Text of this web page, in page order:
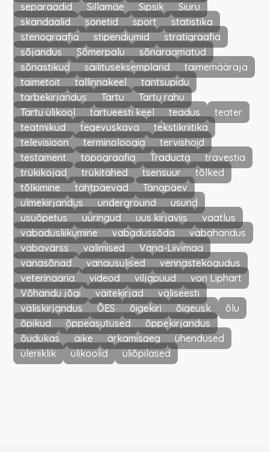
separaadid
Sillamäe Sipsik
Siuru
skandaalid
sonetid sport
statistika
stenograafia
stipendiumid
stratigraafia
sõjandus
Sõmerpalu
sõnaraamatud
sõnastikud
säilituseksemplarid
taimemääraja
taimetoit
tallinnakeel
tantsupidu
tarbekirjandus
Tartu
Tartu rahu
Tartu ülikool
tartueesti keel teadus
teater
teatmikud
tegevuskava
tekstikriitika
televisioon
terminoloogia
tervishoid
testament
topograafia Traducta
travestia
trükikojad
trükitähed tsensuur
tõlked
tõlkimine
tähtpäevad
Tänapäev
ulmekirjandus
underground
usund
usuõpetus
uuringud uus kirjaviis
vaatlus
vabadusliikumine
vabadussõda
vabaharidus
vabavärss
valimised
Vana-Liivimaa
vanasõnad
vanausulised
vennastekogudus
veterinaaria
videod viljapuud
von Liphart
Võhandu jõgi
väitekirjad
väliseesti
väliskirjandus
ÕES õigekiri õigeusk
õlu
õpikud
õppeasutused
õppekirjandus
õudukas
äike ärkamisaeg
ühendused
üleriiklik
ülikoolid üliõpilased